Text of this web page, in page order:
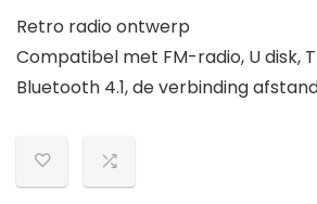
Retro radio ontwerp
Compatibel met FM-radio, U disk,
Bluetooth 4.1, de verbinding